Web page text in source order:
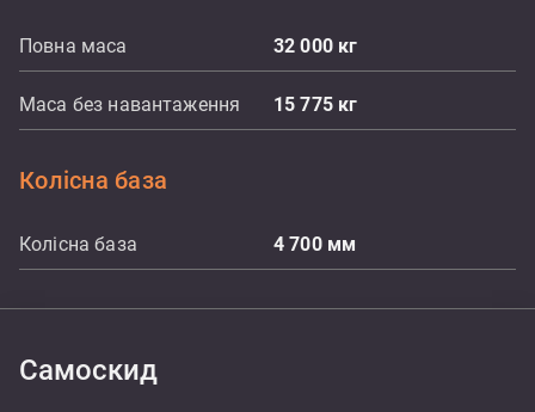
Повна маса 32 000 кг
Маса без навантаження 15 775 кг
Колісна база
Колісна база 4 700 мм
Самоскид